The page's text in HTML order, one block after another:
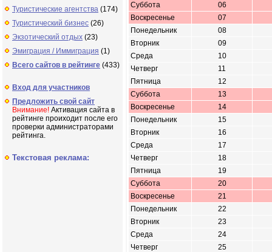
Туристические агентства (174)
Туристический бизнес (26)
Экзотический отдых (23)
Эмиграция / Иммиграция (1)
Всего сайтов в рейтинге (433)
Вход для участников
Предложить свой сайт
Внимание! Активация сайта в
рейтинге проиходит после его
проверки администраторами
рейтинга.
Текстовая реклама:
Суббота
06
Воскресенье
07
Понедельник
08
Вторник
09
Среда
10
Четверг
11
Пятница
12
Суббота
13
Воскресенье
14
Понедельник
15
Вторник
16
Среда
17
Четверг
18
Пятница
19
Суббота
20
Воскресенье
21
Понедельник
22
Вторник
23
Среда
24
Четверг
25